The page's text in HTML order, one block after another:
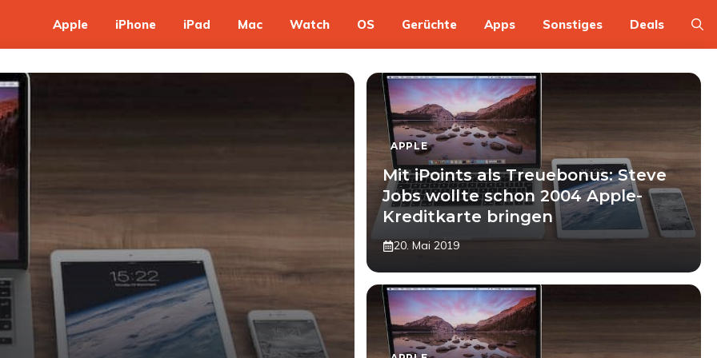
Apple iPhone iPad Mac Watch OS Gerüchte Apps Sonstiges Deals
APPLE
Mit iPoints als Treuebonus: Steve
Jobs wollte schon 2004 Apple-
Kreditkarte bringen
20. Mai 2019